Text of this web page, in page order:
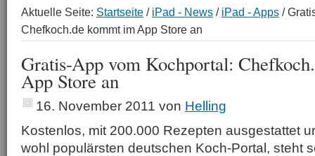
Aktuelle Seite: Startseite / iPad - News / iPad - Apps /
Chefkoch.de kommt im App Store an
Gratis-App vom Kochportal:
App Store an
16. November 2011 von Helling
Kostenlos, mit 200.000 Rezepten ausgestattet
wohl populärsten deutschen Koch-Portal, steht